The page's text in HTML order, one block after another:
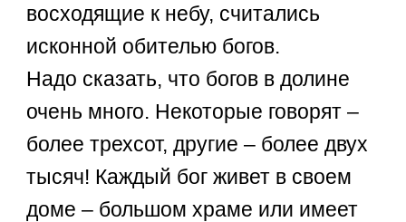
восходящие к небу, считались
исконной обителью богов.
Надо сказать, что богов в долине
очень много. Некоторые говорят –
более трехсот, другие – более двух
тысяч! Каждый бог живет в своем
доме – большом храме или имеет